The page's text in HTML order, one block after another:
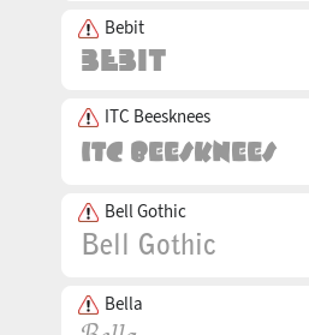
Bebit
ITC Beesknees
Bell Gothic
Bella